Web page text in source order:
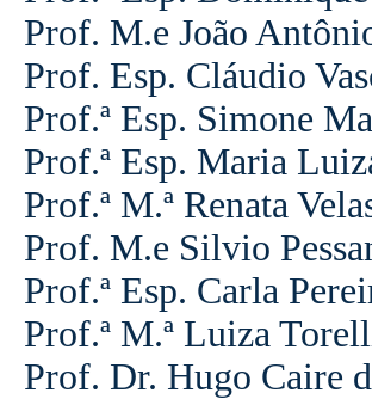
Prof. M.e João
Prof. Esp. Cláudio
Prof.ª Esp. Simone
Prof.ª Esp. Maria
Prof.ª M.ªRenata
Prof. M.e Silvio
Prof.ª Esp. Carla
Prof.ª M.ª Luiza
Prof. Dr. Hugo Caire